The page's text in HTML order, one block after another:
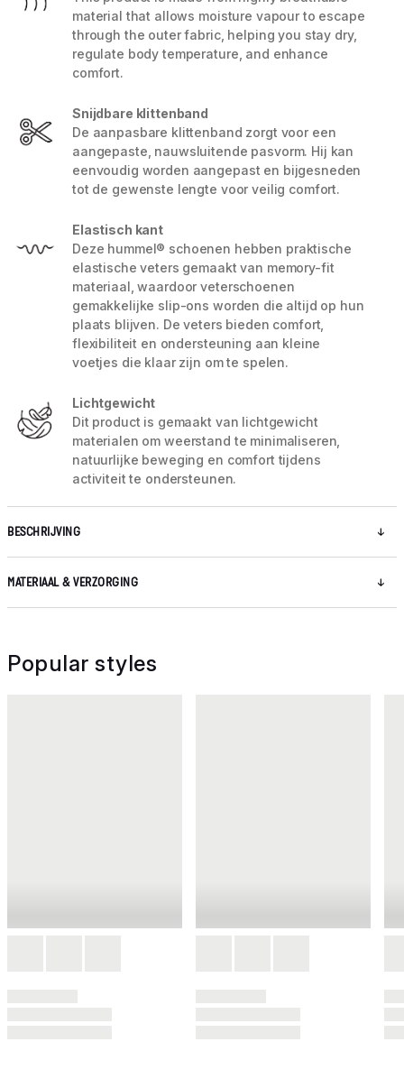
material that allows moisture vapour to escape
through the outer fabric, helping you stay dry,
regulate body temperature, and enhance
comfort.
Snijdbare klittenband
De aanpasbare klittenband zorgt voor een
aangepaste, nauwsluitende pasvorm. Hij kan
eenvoudig worden aangepast en bijgesneden
tot de gewenste lengte voor veilig comfort.
Elastisch kant
Deze hummel® schoenen hebben praktische
elastische veters gemaakt van memory-fit
materiaal, waardoor veterschoenen
gemakkelijke slip-ons worden die altijd op hun
plaats blijven. De veters bieden comfort,
flexibiliteit en ondersteuning aan kleine
voetjes die klaar zijn om te spelen.
Lichtgewicht
Dit product is gemaakt van lichtgewicht
materialen om weerstand te minimaliseren,
natuurlijke beweging en comfort tijdens
activiteit te ondersteunen.
BESCHRIJVING
MATERIAAL & VERZORGING
Popular styles